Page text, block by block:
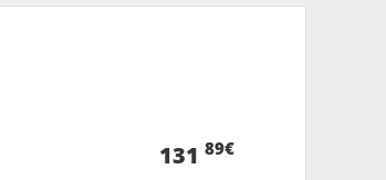
131 89€